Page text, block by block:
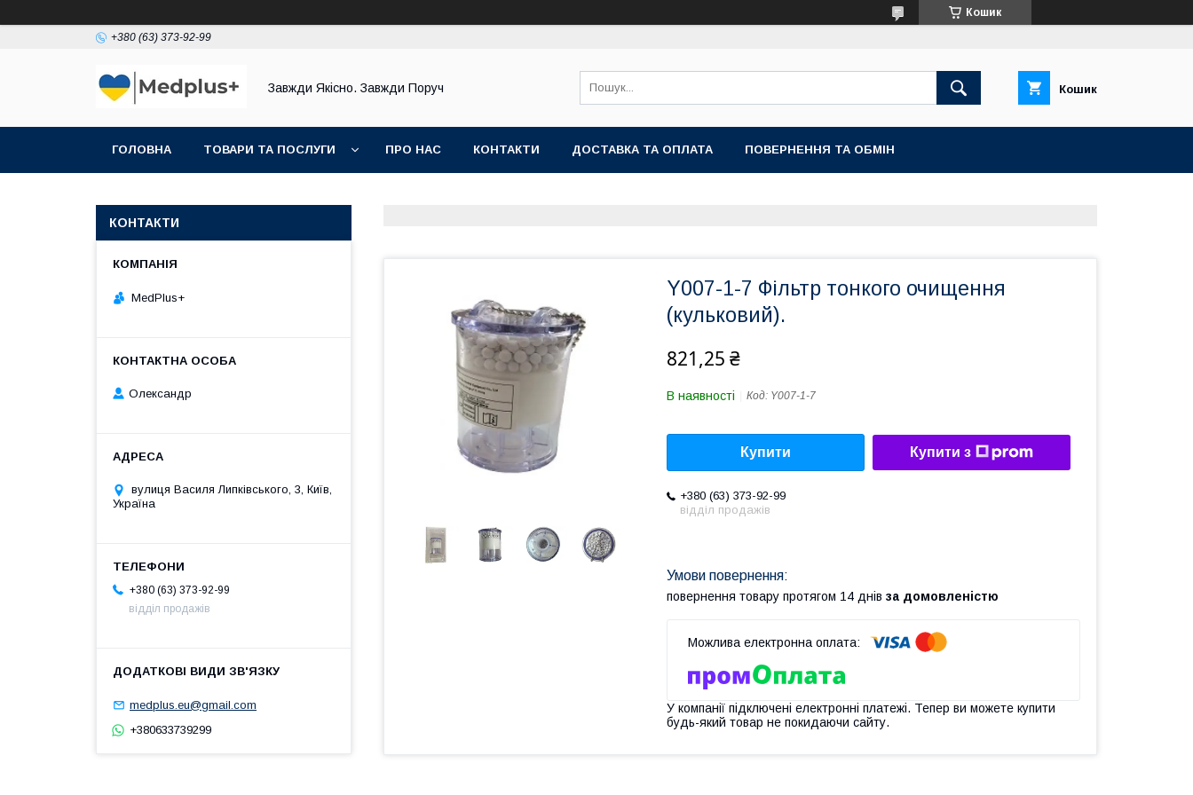
Кошик
+380 (63) 373-92-99
Завжди Якісно. Завжди Поруч Кошик
ГОЛОВНА ТОВАРИ ТА ПОСЛУГИ ПРО НАС КОНТАКТИ ДОСТАВКА ТА ОПЛАТА ПОВЕРНЕННЯ ТА ОБМІН
Y007-1-7 Фільтр тонкого очищення
(кульковий).
821,25 ₴
В наявності Код: Y007-1-7
Купити Купити з
+380 (63) 373-92-99
відділ продажів
повернення товару протягом 14 днів за домовленістю
У компанії підключені електронні платежі. Тепер ви можете купити
будь-який товар не покидаючи сайту.
КОНТАКТИ
MedPlus+
Олександр
вулиця Василя Липківського, 3, Київ,
Україна
+380 (63) 373-92-99
відділ продажів
medplus.eu@gmail.com
+380633739299